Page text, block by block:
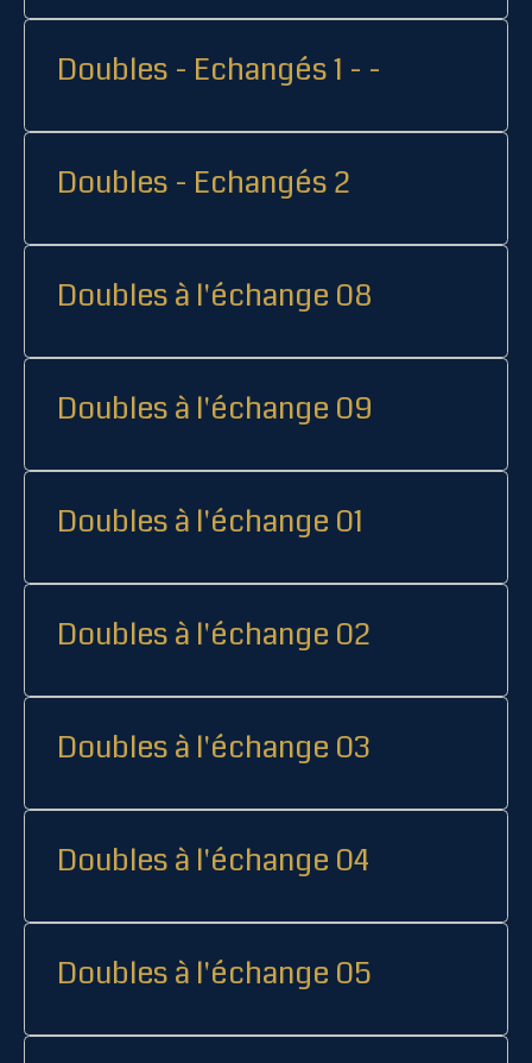
Doubles - Echangés 1 - -
Doubles - Echangés 2
Doubles à l'échange 08
Doubles à l'échange 09
Doubles à l'échange 01
Doubles à l'échange 02
Doubles à l'échange 03
Doubles à l'échange 04
Doubles à l'échange 05